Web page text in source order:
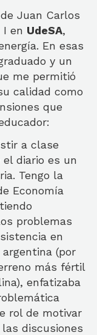
Juan Carlos
I en UdeSA,
En esas
y un
me permitió
calidad como
que
a clase
diario es un
Tengo la
Economía
problemas
en
(por
más fértil
enfatizaba
rol de motivar
discusiones